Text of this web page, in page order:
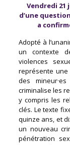
Vendredi
d’une
a
Adopté à
un contexte
violences
représente
des
criminalise les
y compris les
clés. Le texte
quinze ans, et
un nouveau
pénétration